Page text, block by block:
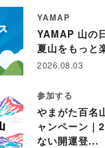
YAMAP
YAMAP 山の
夏山をもっと
2026.08.03
参加する
やまがた百名
ャンペーン｜
ない開運登...